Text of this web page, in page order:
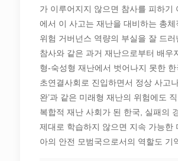
가 이루어지지 않으면 참사를 피하기
에서 이 사고는 재난을 대비하는 총체
위험 거버넌스 역량의 부실을 잘 드러
참사와 같은 과거 재난으로부터 배우
형-숙성형 재난에서 벗어나지 못한 한
초연결사회로 진입하면서 정상 사고
완’과 같은 미래형 재난의 위험에도
복합적 재난 사회가 된 한국, 실패의
제대로 학습하지 않으면 지속 가능한
아의 안전 모범국으로서의 역할도 기